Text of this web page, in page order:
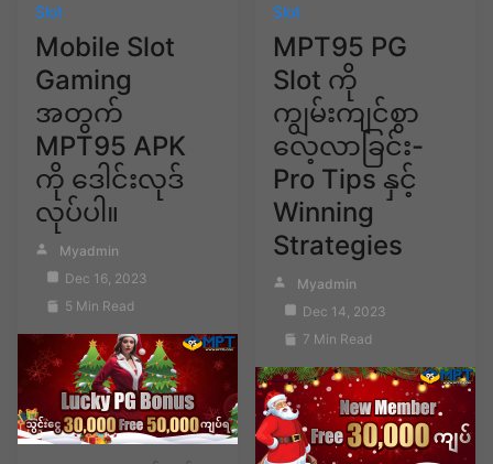
Slot
Mobile Slot
Gaming
အတွက်
MPT95 APK
ကို ဒေါင်းလုဒ်
လုပ်ပါ။
Myadmin
Dec 16, 2023
5 Min Read
Slot
MPT95 PG
Slot ကို
ကျွမ်းကျင်စွာ
လေ့လာခြင်း-
Pro Tips နှင့်
Winning
Strategies
Myadmin
Dec 14, 2023
7 Min Read